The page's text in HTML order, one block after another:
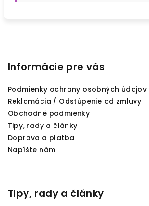
Informácie pre vás
Podmienky ochrany osobných údajov
Reklamácia / Odstúpenie od zmluvy
Obchodné podmienky
Tipy, rady a články
Doprava a platba
Napíšte nám
Tipy, rady a články